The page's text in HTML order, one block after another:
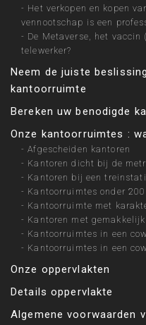
- Het verkopen en kopen
vennootschap is een
- De Metaverse, het vaccin
telewerker?
Neem de juiste
kantoorruimte
Bereken uw benodigde
Onze kantoorruimtes :
-Afgescheiden kantoren
- Kantoren dicht bij de
- Kantoren bij een
- Kantoorruimtes onder 200
- Kantoorruimte met
- Kantoren met
- Kantoorruimtes in een
- Kantoorruimtes in een
Onze oppervlakten
Details oppervlakte
Algemene voorwaarden